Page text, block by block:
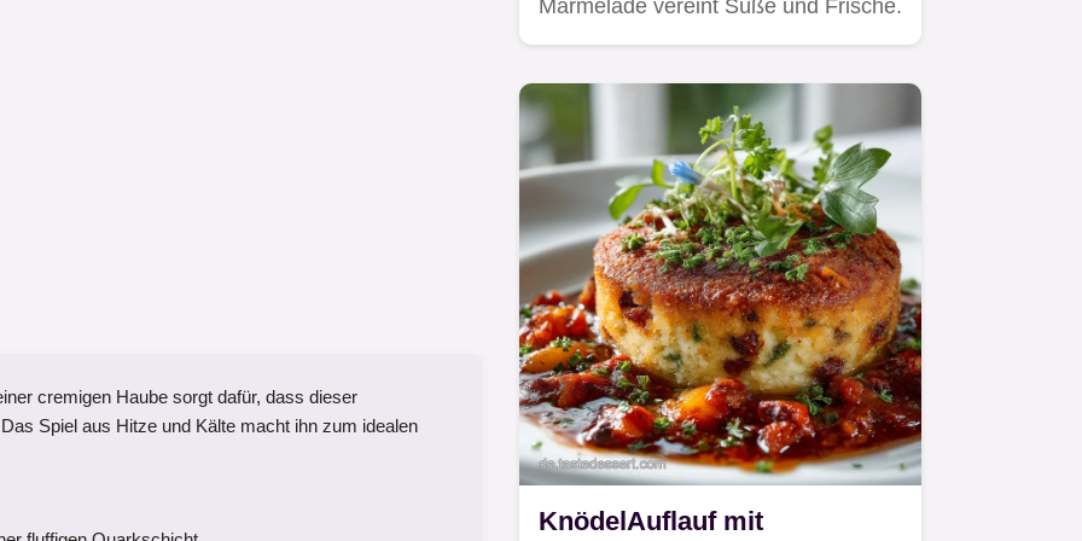
cremigen Haube sorgt dafür, dass dieser
Spiel aus Hitze und Kälte macht ihn zum idealen
Marmelade vereint Süße und Frische.
KnödelAuflauf mit